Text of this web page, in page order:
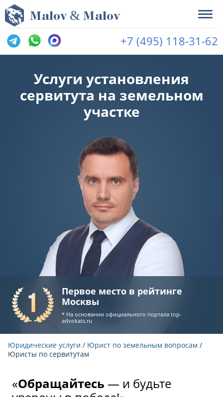
Malov & Malov
+7 (495) 118-31-62
Услуги установления
сервитута на земельном
участке
Первое место в рейтинге
Москвы
* На основании официального порталаtop-
advokats.ru
Юридические услуги / Юрист по земельным вопросам /
Юристы по сервитутам
«Обращайтесь — и будьте